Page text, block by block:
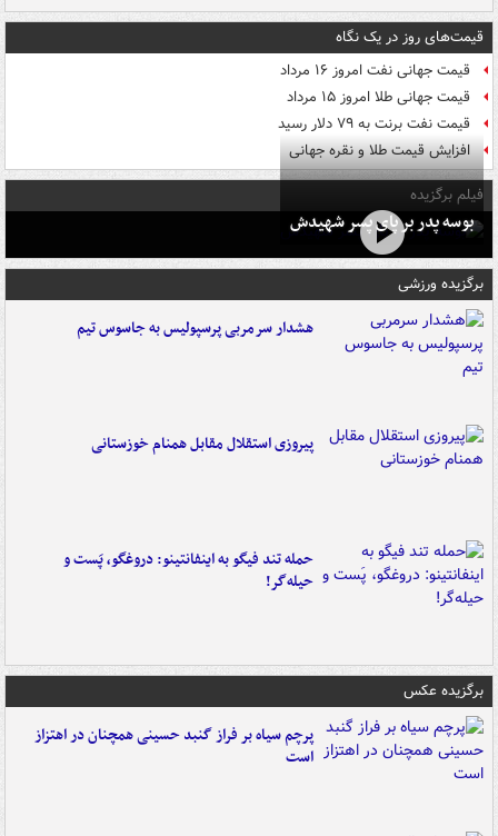
قیمت‌های روز در یک نگاه
قیمت جهانی نفت امروز ۱۶ مرداد
قیمت جهانی طلا امروز ۱۵ مرداد
قیمت نفت برنت به ۷۹ دلار رسید
افزایش قیمت طلا و نقره جهانی
فیلم برگزیده
بوسه‌ پدر بر پای پسر شهیدش
برگزیده ورزشی
هشدار سرمربی پرسپولیس به جاسوس تیم
پیروزی استقلال مقابل همنام خوزستانی
حمله تند فیگو به اینفانتینو: دروغگو، پَست‌ و
حیله‌گر!
برگزیده عکس
پرچم سیاه بر فراز گنبد حسینی همچنان در اهتزاز
است